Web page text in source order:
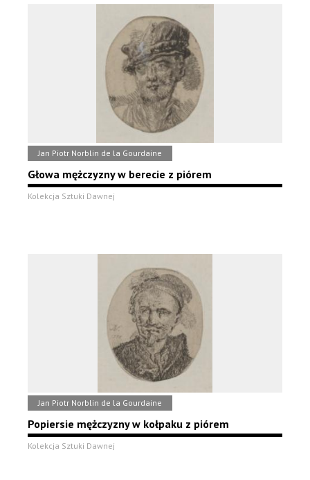
Jan Piotr Norblin de la Gourdaine
Głowa mężczyzny w berecie z piórem
Kolekcja Sztuki Dawnej
Jan Piotr Norblin de la Gourdaine
Popiersie mężczyzny w kołpaku z piórem
Kolekcja Sztuki Dawnej